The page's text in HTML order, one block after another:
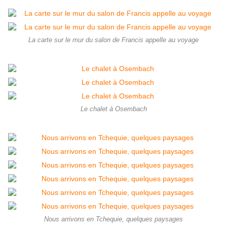
La carte sur le mur du salon de Francis appelle au voyage
Le chalet à Osembach
Nous arrivons en Tchequie, quelques paysages